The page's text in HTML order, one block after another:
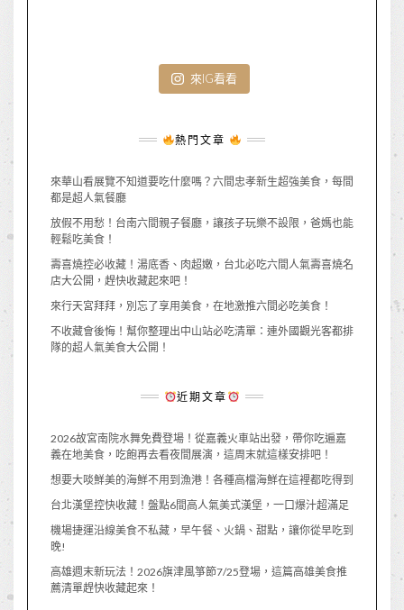
來IG看看
熱門文章
來華山看展覽不知道要吃什麼嗎？六間忠孝新生超強美食，每間
都是超人氣餐廳
放假不用愁！台南六間親子餐廳，讓孩子玩樂不設限，爸媽也能
輕鬆吃美食！
壽喜燒控必收藏！湯底香、肉超嫩，台北必吃六間人氣壽喜燒名
店大公開，趕快收藏起來吧！
來行天宮拜拜，別忘了享用美食，在地激推六間必吃美食！
不收藏會後悔！幫你整理出中山站必吃清單：連外國觀光客都排
隊的超人氣美食大公開！
近期文章
2026故宮南院水舞免費登場！從嘉義火車站出發，帶你吃遍嘉
義在地美食，吃飽再去看夜間展演，這周末就這樣安排吧！
想要大啖鮮美的海鮮不用到漁港！各種高檔海鮮在這裡都吃得到
台北漢堡控快收藏！盤點6間高人氣美式漢堡，一口爆汁超滿足
機場捷運沿線美食不私藏，早午餐、火鍋、甜點，讓你從早吃到
晚!
高雄週末新玩法！2026旗津風箏節7/25登場，這篇高雄美食推
薦清單趕快收藏起來！